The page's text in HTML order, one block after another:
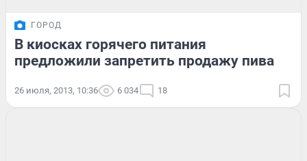
ГОРОД
В киосках горячего питания
предложили запретить продажу пива
26 июля, 2013, 10:36 6 034 18